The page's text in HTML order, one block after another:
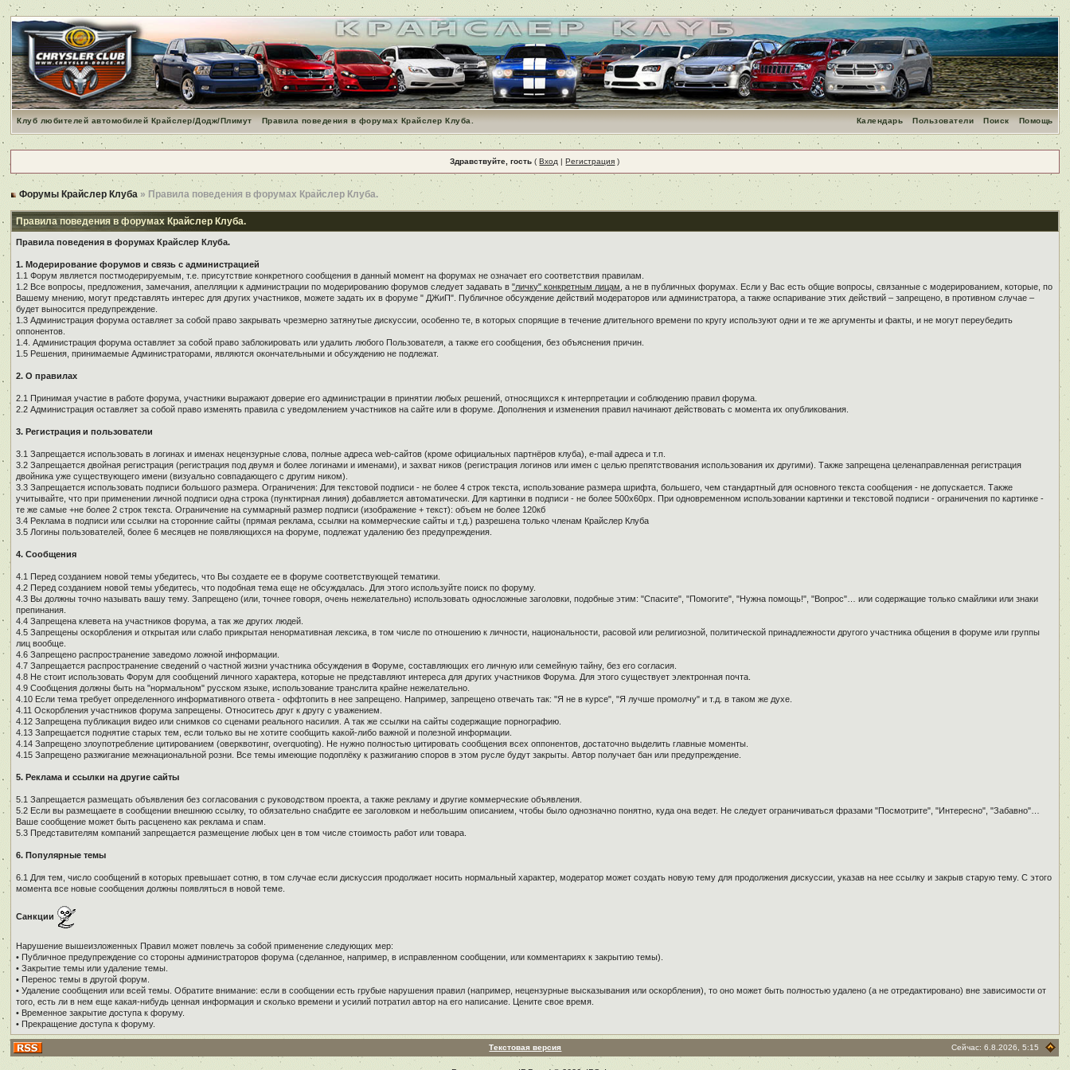
Клуб любителей автомобилей Крайслер/Додж/Плимут Правила поведения в форумах Крайслер Клуба. Помощь
Поиск
Пользователи
Календарь
Здравствуйте, гость (Вход |Регистрация )
Форумы Крайслер Клуба » Правила поведения в форумах Крайслер Клуба.
Правила поведения в форумах Крайслер Клуба.
Правила поведения в форумах Крайслер Клуба.
1. Модерирование форумов и связь с администрацией
1.1 Форум является постмодерируемым, т.е. присутствие конкретного сообщения в данный момент на форумах не означает его соответствия правилам.
1.2 Все вопросы, предложения, замечания, апелляции к администрации по модерированию форумов следует задавать в"личку" конкретным лицам , а не в публичных форумах. Если у Вас есть общие вопросы, связанные с модерированием, которые, по
Вашему мнению, могут представлять интерес для других участников, можете задать их в форуме " ДЖиП". Публичное обсуждение действий модераторов или администратора, а также оспаривание этих действий – запрещено, в противном случае –
будет выносится предупреждение.
1.3 Администрация форума оставляет за собой право закрывать чрезмерно затянутые дискуссии, особенно те, в которых спорящие в течение длительного времени по кругу используют одни и те же аргументы и факты, и не могут переубедить
оппонентов.
1.4. Администрация форума оставляет за собой право заблокировать или удалить любого Пользователя, а также его сообщения, без объяснения причин.
1.5 Решения, принимаемые Администраторами, являются окончательными и обсуждению не подлежат.
2. О правилах
2.1 Принимая участие в работе форума, участники выражают доверие его администрации в принятии любых решений, относящихся к интерпретации и соблюдению правил форума.
2.2 Администрация оставляет за собой право изменять правила с уведомлением участников на сайте или в форуме. Дополнения и изменения правил начинают действовать с момента их опубликования.
3. Регистрация и пользователи
3.1 Запрещается использовать в логинах и именах нецензурные слова, полные адреса web-сайтов (кроме официальных партнёров клуба), e-mail адреса и т.п.
3.2 Запрещается двойная регистрация (регистрация под двумя и более логинами и именами), и захват ников (регистрация логинов или имен с целью препятствования использования их другими). Также запрещена целенаправленная регистрация
двойника уже существующего имени (визуально совпадающего с другим ником).
3.3 Запрещается использовать подписи большого размера. Ограничения: Для текстовой подписи - не более 4 строк текста, использование размера шрифта, большего, чем стандартный для основного текста сообщения - не допускается. Также
учитывайте, что при применении личной подписи одна строка (пунктирная линия) добавляется автоматически. Для картинки в подписи - не более 500x60px. При одновременном использовании картинки и текстовой подписи - ограничения по картинке -
те же самые +не более 2 строк текста. Ограничение на суммарный размер подписи (изображение + текст): объем не более 120кб
3.4 Реклама в подписи или ссылки на сторонние сайты (прямая реклама, ссылки на коммерческие сайты и т.д.) разрешена только членам Крайслер Клуба
3.5 Логины пользователей, более 6 месяцев не появляющихся на форуме, подлежат удалению без предупреждения.
4. Сообщения
4.1 Перед созданием новой темы убедитесь, что Вы создаете ее в форуме соответствующей тематики.
4.2 Перед созданием новой темы убедитесь, что подобная тема еще не обсуждалась. Для этого используйте поиск по форуму.
4.3 Вы должны точно называть вашу тему. Запрещено (или, точнее говоря, очень нежелательно) использовать односложные заголовки, подобные этим: "Спасите", "Помогите", "Нужна помощь!", "Вопрос"… или содержащие только смайлики или знаки
препинания.
4.4 Запрещена клевета на участников форума, а так же других людей.
4.5 Запрещены оскорбления и открытая или слабо прикрытая ненормативная лексика, в том числе по отношению к личности, национальности, расовой или религиозной, политической принадлежности другого участника общения в форуме или группы
лиц вообще.
4.6 Запрещено распространение заведомо ложной информации.
4.7 Запрещается распространение сведений о частной жизни участника обсуждения в Форуме, составляющих его личную или семейную тайну, без его согласия.
4.8 Не стоит использовать Форум для сообщений личного характера, которые не представляют интереса для других участников Форума. Для этого существует электронная почта.
4.9 Сообщения должны быть на "нормальном" русском языке, использование транслита крайне нежелательно.
4.10 Если тема требует определенного информативного ответа - оффтопить в нее запрещено. Например, запрещено отвечать так: "Я не в курсе", "Я лучше промолчу" и т.д. в таком же духе.
4.11 Оскорбления участников форума запрещены. Относитесь друг к другу с уважением.
4.12 Запрещена публикация видео или снимков со сценами реального насилия. А так же ссылки на сайты содержащие порнографию.
4.13 Запрещается поднятие старых тем, если только вы не хотите сообщить какой-либо важной и полезной информации.
4.14 Запрещено злоупотребление цитированием (оверквотинг, overquoting). Не нужно полностью цитировать сообщения всех оппонентов, достаточно выделить главные моменты.
4.15 Запрещено разжигание межнациональной розни. Все темы имеющие подоплёку к разжиганию споров в этом русле будут закрыты. Автор получает бан или предупреждение.
5. Реклама и ссылки на другие сайты
5.1 Запрещается размещать объявления без согласования с руководством проекта, а также рекламу и другие коммерческие объявления.
5.2 Если вы размещаете в сообщении внешнюю ссылку, то обязательно снабдите ее заголовком и небольшим описанием, чтобы было однозначно понятно, куда она ведет. Не следует ограничиваться фразами "Посмотрите", "Интересно", "Забавно"…
Ваше сообщение может быть расценено как реклама и спам.
5.3 Представителям компаний запрещается размещение любых цен в том числе стоимость работ или товара.
6. Популярные темы
6.1 Для тем, число сообщений в которых превышает сотню, в том случае если дискуссия продолжает носить нормальный характер, модератор может создать новую тему для продолжения дискуссии, указав на нее ссылку и закрыв старую тему. С этого
момента все новые сообщения должны появляться в новой теме.
Санкции
Нарушение вышеизложенных Правил может повлечь за собой применение следующих мер:
• Публичное предупреждение со стороны администраторов форума (сделанное, например, в исправленном сообщении, или комментариях к закрытию темы).
• Закрытие темы или удаление темы.
• Перенос темы в другой форум.
• Удаление сообщения или всей темы. Обратите внимание: если в сообщении есть грубые нарушения правил (например, нецензурные высказывания или оскорбления), то оно может быть полностью удалено (а не отредактировано) вне зависимости от
того, есть ли в нем еще какая-нибудь ценная информация и сколько времени и усилий потратил автор на его написание. Цените свое время.
• Временное закрытие доступа к форуму.
• Прекращение доступа к форуму.
Текстовая версия Сейчас: 6.8.2026, 5:15